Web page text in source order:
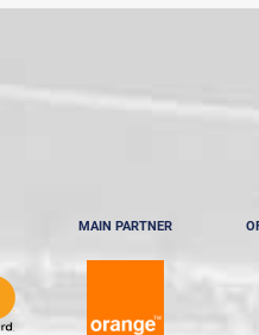
MAIN PARTNER